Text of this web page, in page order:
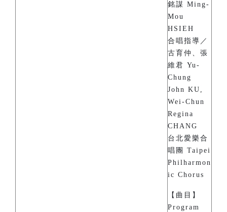
銘謀 Ming-
Mou
HSIEH
合唱指導／
古育仲、張
維君 Yu-
Chung
John KU,
Wei-Chun
Regina
CHANG
台北愛樂合
唱團 Taipei
Philharmon
ic Chorus
【曲目】
Program